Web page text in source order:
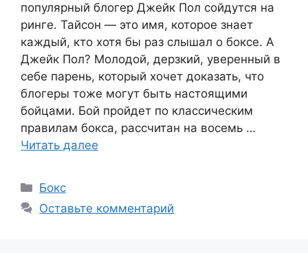
популярный блогер Джейк Пол сойдутся на
ринге. Тайсон — это имя, которое знает
каждый, кто хотя бы раз слышал о боксе. А
Джейк Пол? Молодой, дерзкий, уверенный в
себе парень, который хочет доказать, что
блогеры тоже могут быть настоящими
бойцами. Бой пройдет по классическим
правилам бокса, рассчитан на восемь …
Читать далее
Рубрики
Бокс
Оставьте комментарий